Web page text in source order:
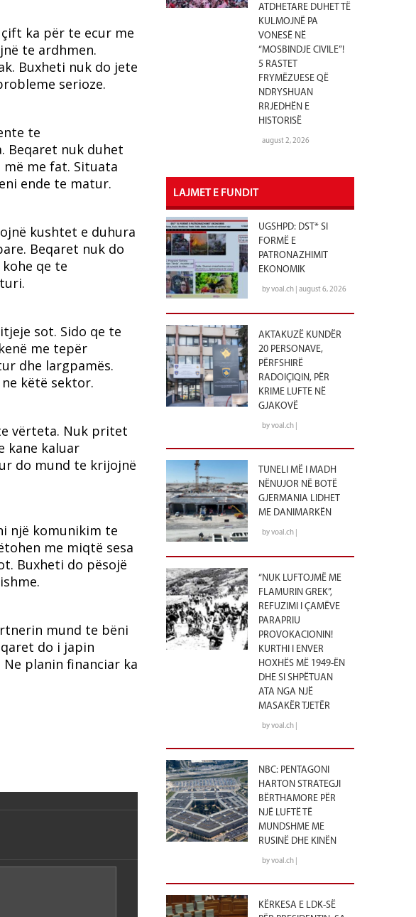
ka për te ecur me
te ardhmen.
Buxheti nuk do jete
serioze.
te
Beqaret nuk duhet
me fat. Situata
ende te matur.
kushtet e duhura
Beqaret nuk do
qe te
sot. Sido qe te
me tepër
dhe largpamës.
këtë sektor.
vërteta. Nuk pritet
kane kaluar
do mund te krijojnë
një komunikim te
me miqtë sesa
Buxheti do pësojë
mund te bëni
do i japin
planin financiar ka
ATDHETARE DUHET TË
KULMOJNË PA
VONESË NË
“MOSBINDJE CIVILE”!
5 RASTET
FRYMËZUESE QË
NDRYSHUAN
RRJEDHËN E
HISTORISË
august 2, 2026
LAJMET E FUNDIT
UGSHPD: DST* SI
FORMË E
PATRONAZHIMIT
EKONOMIK
by voal.ch | august 6, 2026
AKTAKUZË KUNDËR
20 PERSONAVE,
PËRFSHIRË
RADOIÇIQIN, PËR
KRIME LUFTE NË
GJAKOVË
by voal.ch |
TUNELI MË I MADH
NËNUJOR NË BOTË
GJERMANIA LIDHET
ME DANIMARKËN
by voal.ch |
“NUK LUFTOJMË ME
FLAMURIN GREK”,
REFUZIMI I ÇAMËVE
PARAPRIU
PROVOKACIONIN!
KURTHI I ENVER
HOXHËS MË 1949-ËN
DHE SI SHPËTUAN
ATA NGA NJË
MASAKËR TJETËR
by voal.ch |
NBC: PENTAGONI
HARTON STRATEGJI
BËRTHAMORE PËR
NJË LUFTË TË
MUNDSHME ME
RUSINË DHE KINËN
by voal.ch |
KËRKESA E LDK-SË